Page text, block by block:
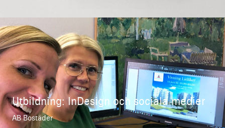
Utbildning: InDesign och sociala medier
AB Bostäder